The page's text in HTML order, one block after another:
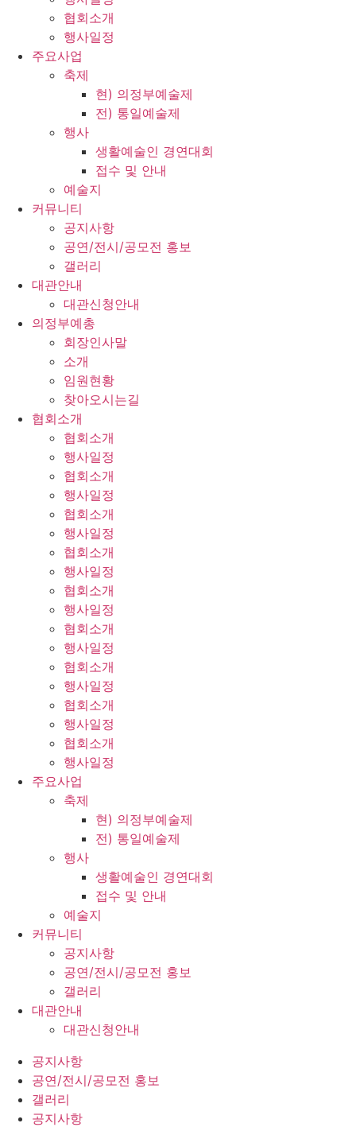
협회소개
행사일정
주요사업
축제
현) 의정부예술제
전) 통일예술제
행사
생활예술인 경연대회
접수 및 안내
예술지
커뮤니티
공지사항
공연/전시/공모전 홍보
갤러리
대관안내
대관신청안내
의정부예총
회장인사말
소개
임원현황
찾아오시는길
협회소개
협회소개
행사일정
협회소개
행사일정
협회소개
행사일정
협회소개
행사일정
협회소개
행사일정
협회소개
행사일정
협회소개
행사일정
협회소개
행사일정
협회소개
행사일정
주요사업
축제
현) 의정부예술제
전) 통일예술제
행사
생활예술인 경연대회
접수 및 안내
예술지
커뮤니티
공지사항
공연/전시/공모전 홍보
갤러리
대관안내
대관신청안내
공지사항
공연/전시/공모전 홍보
갤러리
공지사항